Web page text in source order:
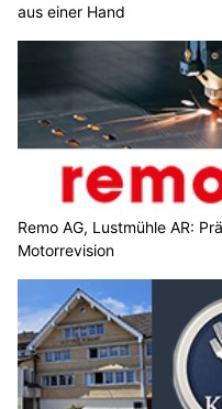
aus einer Hand
Remo AG, Lustmühle AR:
Motorrevision